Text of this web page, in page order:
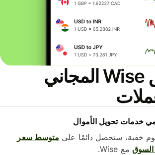
نزّل تطبيق Wise المجاني
خدمات تحويل الأموال
خفية، ستحصل دائمًا علىمتوسط ​​سعر
مع Wise.